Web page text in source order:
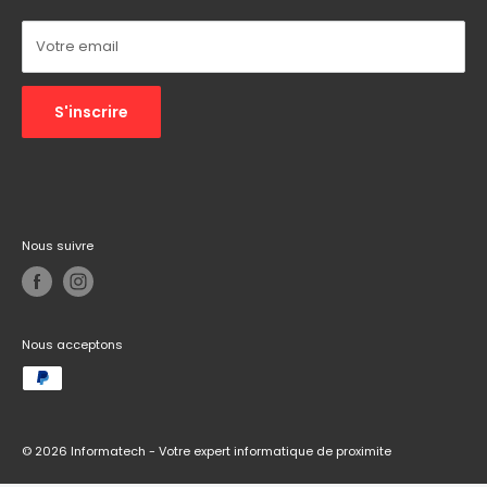
Votre email
S'inscrire
Nous suivre
Nous acceptons
© 2026 Informatech - Votre expert informatique de proximite